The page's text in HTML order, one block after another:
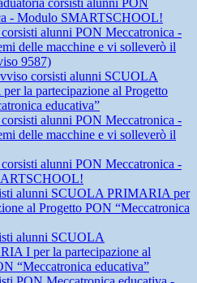
corsisti alunni PON
- Modulo SMARTSCHOOL!
alunni PON Meccatronica -
delle macchine e vi solleverò il
9587)
corsisti alunni SCUOLA
la partecipazione al Progetto
educativa”
alunni PON Meccatronica -
delle macchine e vi solleverò il
alunni PON Meccatronica -
alunni SCUOLA PRIMARIA per
al Progetto PON “Meccatronica
alunni SCUOLA
I per la partecipazione al
“Meccatronica educativa”